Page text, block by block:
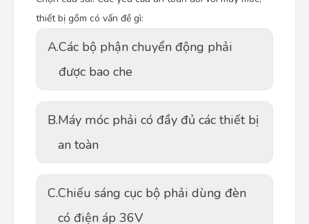
thiết bị gồm có vấn đề gì:
A.Các bộ phận chuyển động phải
được bao che
B.Máy móc phải có đầy đủ các thiết bị
an toàn
C.Chiếu sáng cục bộ phải dùng đèn
có điện áp 36V